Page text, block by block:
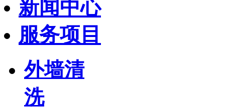
新闻中心
服务项目
外墙清
洗